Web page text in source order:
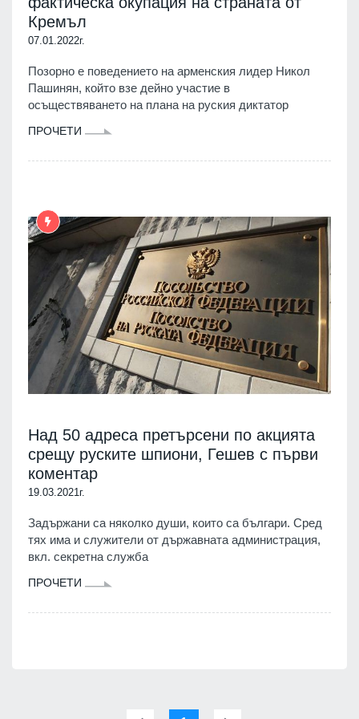
Кремъл
07.01.2022г.
Позорно е поведението на арменския лидер Никол
Пашинян, който взе дейно участие в
осъществяването на плана на руския диктатор
ПРОЧЕТИ
Над 50 адреса претърсени по акцията
срещу руските шпиони, Гешев с първи
коментар
19.03.2021г.
Задържани са няколко души, които са българи. Сред
тях има и служители от държавната администрация,
вкл. секретна служба
ПРОЧЕТИ